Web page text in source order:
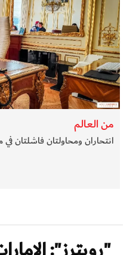
من العالم
انتحاران ومحاولتان فاشلتان